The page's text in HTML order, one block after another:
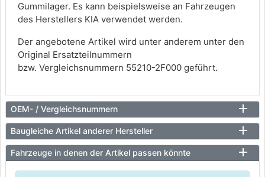
Gummilager. Es kann beispielsweise an Fahrzeugen
des Herstellers KIA verwendet werden.
Der angebotene Artikel wird unter anderem unter den
Original Ersatzteilnummern
bzw. Vergleichsnummern 55210-2F000 geführt.
OEM- / Vergleichsnummern
Baugleiche Artikel anderer Hersteller
Fahrzeuge in denen der Artikel passen könnte